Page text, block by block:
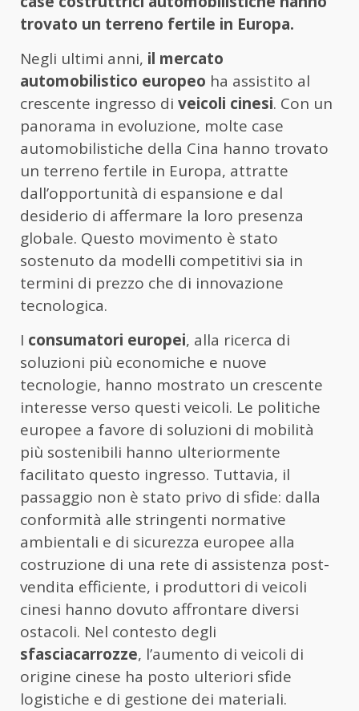
trovato un terreno fertile in Europa.
Negli ultimi anni, il mercato
automobilistico europeo ha assistito al
crescente ingresso di veicoli cinesi. Con un
panorama in evoluzione, molte case
automobilistiche della Cina hanno trovato
un terreno fertile in Europa, attratte
dall’opportunità di espansione e dal
desiderio di affermare la loro presenza
globale. Questo movimento è stato
sostenuto da modelli competitivi sia in
termini di prezzo che di innovazione
tecnologica.
I consumatori europei, alla ricerca di
soluzioni più economiche e nuove
tecnologie, hanno mostrato un crescente
interesse verso questi veicoli. Le politiche
europee a favore di soluzioni di mobilità
più sostenibili hanno ulteriormente
facilitato questo ingresso. Tuttavia, il
passaggio non è stato privo di sfide: dalla
conformità alle stringenti normative
ambientali e di sicurezza europee alla
costruzione di una rete di assistenza post-
vendita efficiente, i produttori di veicoli
cinesi hanno dovuto affrontare diversi
ostacoli. Nel contesto degli
sfasciacarrozze, l’aumento di veicoli di
origine cinese ha posto ulteriori sfide
logistiche e di gestione dei materiali.